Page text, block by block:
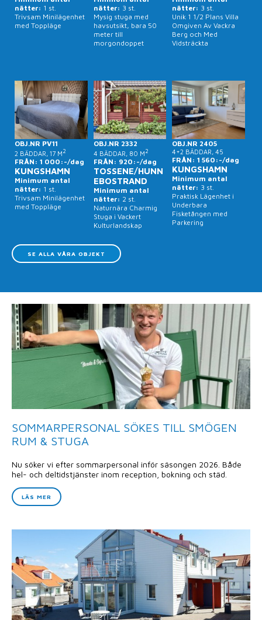
nätter: 1 st.
Trivsam Minilägenhet
med Toppläge
nätter: 3 st.
Mysig stuga med
havsutsikt, bara 50
meter till
morgondoppet
nätter: 3 st.
Unik 1 1/2 Plans Villa
Omgiven Av Vackra
Berg och Med
Vidsträckta
OBJ.NR PV11
2 BÄDDAR, 17 M2
FRÅN: 1 000:-/dag
KUNGSHAMN
Minimum antal
nätter: 1 st.
Trivsam Minilägenhet
med Toppläge
OBJ.NR 2332
4 BÄDDAR, 80 M2
FRÅN: 920:-/dag
TOSSENE/HUNN
EBOSTRAND
Minimum antal
nätter: 2 st.
Naturnära Charmig
Stuga i Vackert
Kulturlandskap
OBJ.NR 2405
4+2 BÄDDAR, 45
FRÅN: 1 560:-/dag
KUNGSHAMN
Minimum antal
nätter: 3 st.
Praktisk Lägenhet i
Underbara
Fisketången med
Parkering
SE ALLA VÅRA OBJEKT
SOMMARPERSONAL SÖKES TILL SMÖGEN
RUM & STUGA
Nu söker vi efter sommarpersonal inför säsongen 2026. Både
hel- och deltidstjänster inom reception, bokning och städ.
LÄS MER